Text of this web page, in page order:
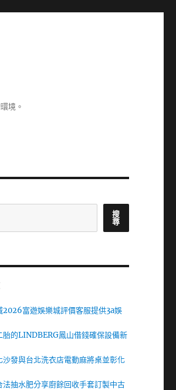
境。
搜
尋
2026富遊娛樂城評價客服提供3a娛
胎的LINDBERG鳳山借錢確保設備新
沙發與台北洗衣店電動麻將桌並彰化
法抽水肥分享廚餘回收手套訂製中古